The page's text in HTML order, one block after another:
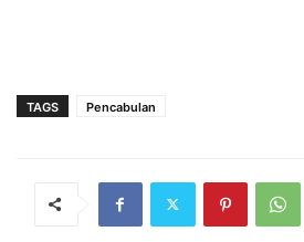
TAGS Pencabulan